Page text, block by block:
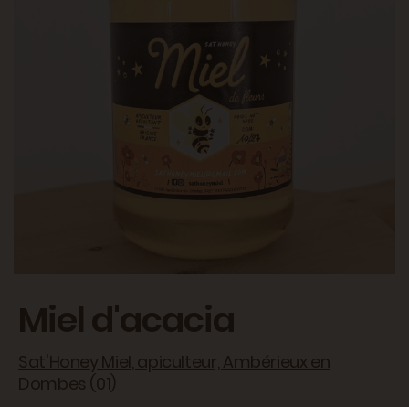
Miel d'acacia
Sat'Honey Miel, apiculteur, Ambérieux en
Dombes (01)